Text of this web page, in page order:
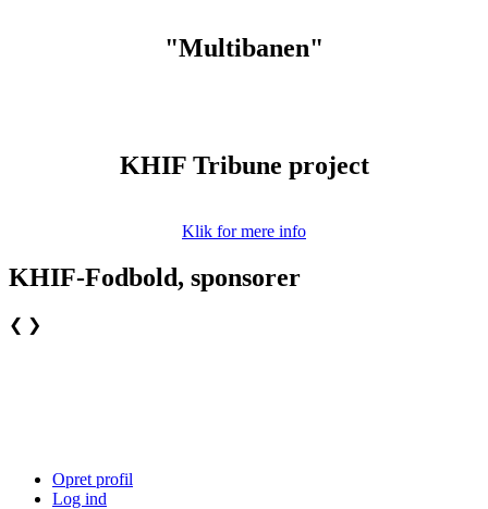
"Multibanen"
KHIF Tribune project
Klik for mere info
KHIF-Fodbold, sponsorer
❮ ❯
Opret profil
Log ind